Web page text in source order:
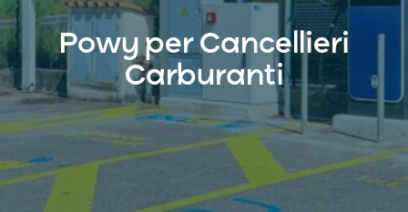
Powy per Cancellieri
Carburanti